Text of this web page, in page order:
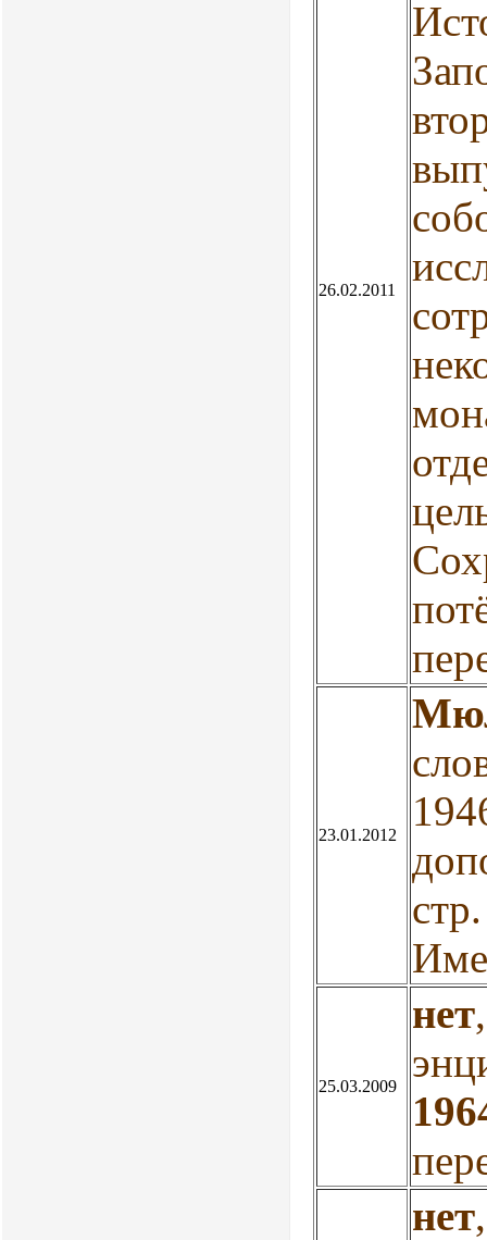
26.02.2011
23.01.2012
25.03.2009
нет
нет